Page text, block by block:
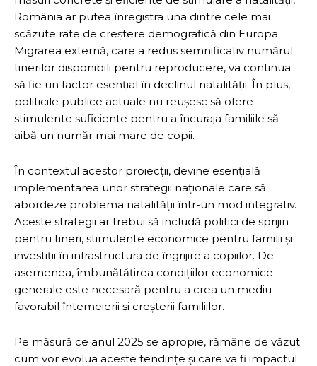
România ar putea înregistra una dintre cele mai
scăzute rate de creștere demografică din Europa.
Migrarea externă, care a redus semnificativ numărul
tinerilor disponibili pentru reproducere, va continua
să fie un factor esențial în declinul natalității. În plus,
politicile publice actuale nu reușesc să ofere
stimulente suficiente pentru a încuraja familiile să
aibă un număr mai mare de copii.
În contextul acestor proiecții, devine esențială
implementarea unor strategii naționale care să
abordeze problema natalității într-un mod integrativ.
Aceste strategii ar trebui să includă politici de sprijin
pentru tineri, stimulente economice pentru familii și
investiții în infrastructura de îngrijire a copiilor. De
asemenea, îmbunătățirea condițiilor economice
generale este necesară pentru a crea un mediu
favorabil întemeierii și creșterii familiilor.
Pe măsură ce anul 2025 se apropie, rămâne de văzut
cum vor evolua aceste tendințe și care va fi impactul